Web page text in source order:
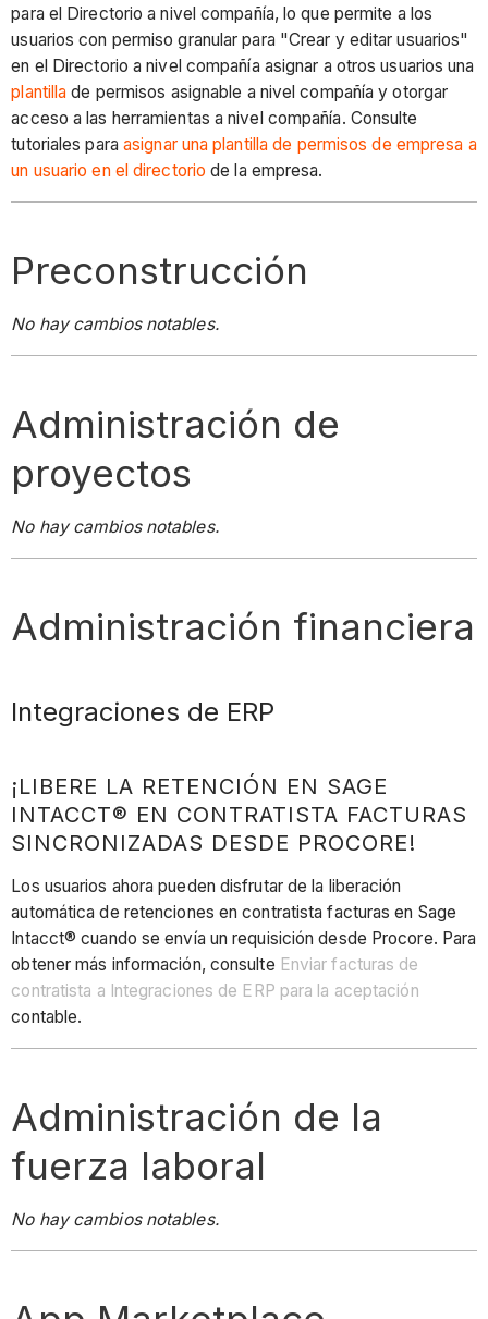
para el Directorio a nivel compañía, lo que permite a los
usuarios con permiso granular para "Crear y editar usuarios"
en el Directorio a nivel compañía asignar a otros usuarios una
plantilla de permisos asignable a nivel compañía y otorgar
acceso a las herramientas a nivel compañía. Consulte
tutoriales para asignar una plantilla de permisos de empresa a
un usuario en el directorio de la empresa.
Preconstrucción
No hay cambios notables.
Administración de
proyectos
No hay cambios notables.
Administración financiera
Integraciones de ERP
¡LIBERE LA RETENCIÓN EN SAGE
INTACCT® EN CONTRATISTA FACTURAS
SINCRONIZADAS DESDE PROCORE!
Los usuarios ahora pueden disfrutar de la liberación
automática de retenciones en contratista facturas en Sage
Intacct® cuando se envía un requisición desde Procore. Para
obtener más información, consulte Enviar facturas de
contratista a Integraciones de ERP para la aceptación
contable.
Administración de la
fuerza laboral
No hay cambios notables.